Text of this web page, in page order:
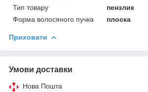
Тип товару
пензлик
Форма волосяного пучка
плоска
Приховати
Умови доставки
Нова Пошта